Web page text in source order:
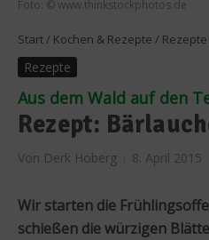
Foto: © www.thinkstockphotos.de
Start / Kochen & Rezepte / Rezepte
Rezepte
Aus dem Wald auf den
Rezept:
Von Derk Hoberg 8. April 2015
Wir starten die
schießen die würzigen